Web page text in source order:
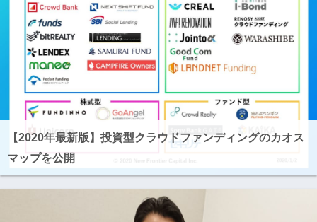
【2020年最新版】投資型クラウドファンディングのカオス
マップを公開